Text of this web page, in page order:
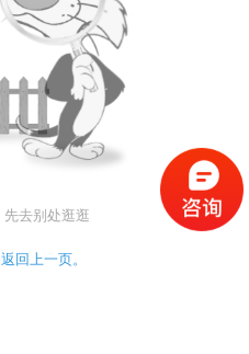
先去别处逛逛
返回上一页。